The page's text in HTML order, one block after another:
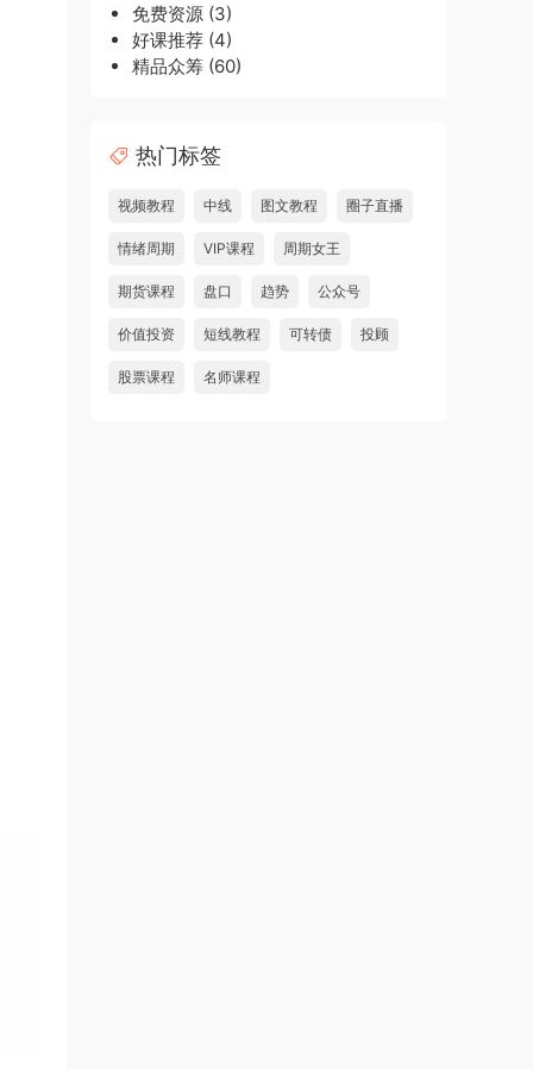
免费资源 (3)
好课推荐 (4)
精品众筹 (60)
热门标签
视频教程 中线 图文教程 圈子直播
情绪周期 VIP课程 周期女王
期货课程 盘口 趋势 公众号
价值投资 短线教程 可转债 投顾
股票课程 名师课程